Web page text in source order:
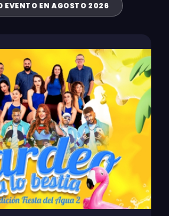
EVENTO EN AGOSTO 2026